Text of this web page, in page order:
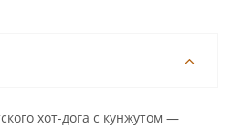
хот-дога с кунжутом —